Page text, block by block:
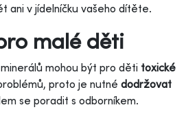
ani v jídelníčku vašeho dítěte.
malé děti
mohou být pro děti toxické
proto je nutné dodržovat
se poradit s odborníkem.